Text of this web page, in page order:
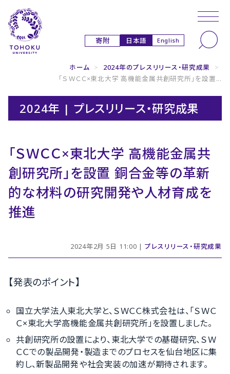
寄附 日本語 English
ホーム > 2024年のプレスリリース・研究成果
>
「ＳＷＣＣ×東北大学 高機能金属共創研究所」を設置...
2024年 | プレスリリース・研究成果
「ＳＷＣＣ×東北大学 高機能金属共
創研究所」を設置 銅合金等の革新
的な材料の研究開発や人材育成を
推進
2024年2月 5日 11:00 | プレスリリース・研究成果
【発表のポイント】
国立大学法人東北大学と、ＳＷＣＣ株式会社は、「ＳＷＣ
Ｃ×東北大学高機能金属共創研究所」を設置しました。
共創研究所の設置により、東北大学での基礎研究、ＳＷ
ＣＣでの製品開発・製造までのプロセスを仙台地区に集
約し、新製品開発や社会実装の加速が期待されます。